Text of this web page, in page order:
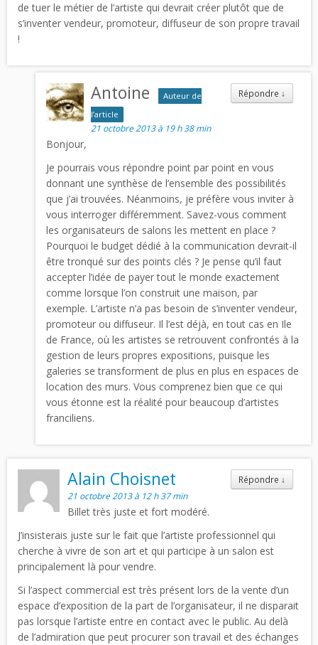
de tuer le métier de l’artiste qui devrait créer plutôt que de
s’inventer vendeur, promoteur, diffuseur de son propre travail
!
Répondre ↓
Antoine
Auteur de
l’article
21 octobre 2013 à 19 h 38 min
Bonjour,
Je pourrais vous répondre point par point en vous
donnant une synthèse de l’ensemble des possibilités
que j’ai trouvées. Néanmoins, je préfère vous inviter à
vous interroger différemment. Savez-vous comment
les organisateurs de salons les mettent en place ?
Pourquoi le budget dédié à la communication devrait-il
être tronqué sur des points clés ? Je pense qu’il faut
accepter l’idée de payer tout le monde exactement
comme lorsque l’on construit une maison, par
exemple. L’artiste n’a pas besoin de s’inventer vendeur,
promoteur ou diffuseur. Il l’est déjà, en tout cas en Ile
de France, où les artistes se retrouvent confrontés à la
gestion de leurs propres expositions, puisque les
galeries se transforment de plus en plus en espaces de
location des murs. Vous comprenez bien que ce qui
vous étonne est la réalité pour beaucoup d’artistes
franciliens.
Répondre ↓
Alain Choisnet
21 octobre 2013 à 12 h 37 min
Billet très juste et fort modéré.
J’insisterais juste sur le fait que l’artiste professionnel qui
cherche à vivre de son art et qui participe à un salon est
principalement là pour vendre.
Si l’aspect commercial est très présent lors de la vente d’un
espace d’exposition de la part de l’organisateur, il ne disparait
pas lorsque l’artiste entre en contact avec le public. Au delà
de l’admiration que peut procurer son travail et des échanges